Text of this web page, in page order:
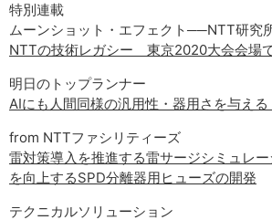
特別連載
ムーンショット・エフェクト──NTT研究
NTTの技術レガシー 東京2020大会会場
明日のトップランナー
AIにも人間同様の汎用性・器用さを与え
from NTTファシリティーズ
雷対策導入を推進する雷サージシミュレ
を向上するSPD分離器用ヒューズの開発
テクニカルソリューション